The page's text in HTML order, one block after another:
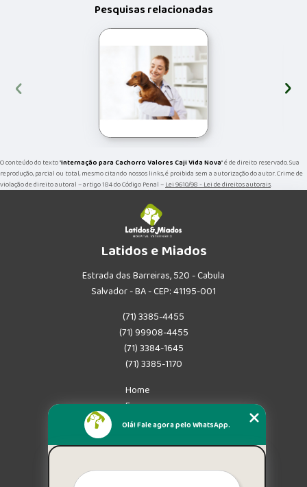
Pesquisas relacionadas
‹ ›
O conteúdo do texto "Internação para Cachorro Valores Caji Vida Nova" é de direito reservado. Sua
reprodução, parcial ou total, mesmo citando nossos links, é proibida sem a autorização do autor. Crime de
violação de direito autoral – artigo 184 do Código Penal –Lei 9610/98 - Lei de direitos autorais.
Latidos e Miados
Estrada das Barreiras, 520 - Cabula
Salvador - BA - CEP: 41195-001
(71) 3385-4455
(71) 99908-4455
(71) 3384-1645
(71) 3385-1170
Home
Empresa
Missão
Mapa do site
Olá! Fale agora pelo WhatsApp.